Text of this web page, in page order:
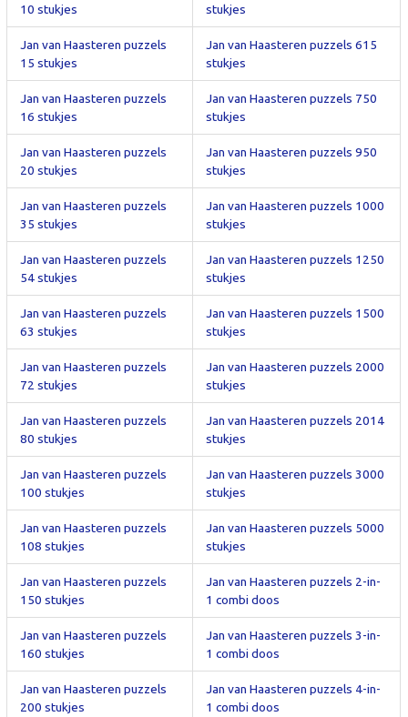
10 stukjes stukjes
Jan van Haasteren puzzels
15 stukjes
Jan van Haasteren puzzels 615
stukjes
Jan van Haasteren puzzels
16 stukjes
Jan van Haasteren puzzels 750
stukjes
Jan van Haasteren puzzels
20 stukjes
Jan van Haasteren puzzels 950
stukjes
Jan van Haasteren puzzels
35 stukjes
Jan van Haasteren puzzels 1000
stukjes
Jan van Haasteren puzzels
54 stukjes
Jan van Haasteren puzzels 1250
stukjes
Jan van Haasteren puzzels
63 stukjes
Jan van Haasteren puzzels 1500
stukjes
Jan van Haasteren puzzels
72 stukjes
Jan van Haasteren puzzels 2000
stukjes
Jan van Haasteren puzzels
80 stukjes
Jan van Haasteren puzzels 2014
stukjes
Jan van Haasteren puzzels
100 stukjes
Jan van Haasteren puzzels 3000
stukjes
Jan van Haasteren puzzels
108 stukjes
Jan van Haasteren puzzels 5000
stukjes
Jan van Haasteren puzzels
150 stukjes
Jan van Haasteren puzzels 2-in-
1 combi doos
Jan van Haasteren puzzels
160 stukjes
Jan van Haasteren puzzels 3-in-
1 combi doos
Jan van Haasteren puzzels
200 stukjes
Jan van Haasteren puzzels 4-in-
1 combi doos